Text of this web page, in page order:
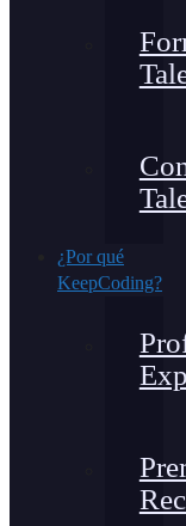
¿Por qué
KeepCoding?